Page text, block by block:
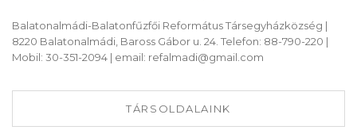
Balatonalmádi-Balatonfűzfői Református Társegyházközség |
8220 Balatonalmádi, Baross Gábor u. 24. Telefon: 88-790-220 |
Mobil: 30-351-2094 | email: refalmadi@gmail.com
TÁRSOLDALAINK